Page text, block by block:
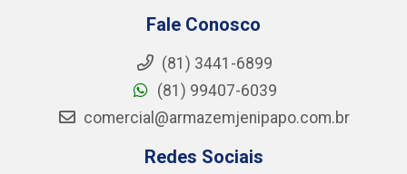
Fale Conosco
(81) 3441-6899
(81) 99407-6039
comercial@armazemjenipapo.com.br
Redes Sociais